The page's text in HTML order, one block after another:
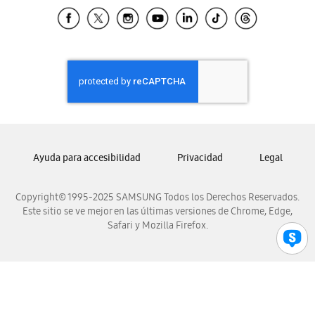
Samsung El Salvador
Samsung Honduras
Samsung Nicaragua
Samsung Panamá
Samsung Venezuela
Copyright© 1995-2025 SAMSUNG Todos los Derechos Reservados.
Este sitio se ve mejor en las últimas versiones de Chrome, Edge,
Safari y Mozilla Firefox.
Ayuda para accesibilidad Privacidad Legal